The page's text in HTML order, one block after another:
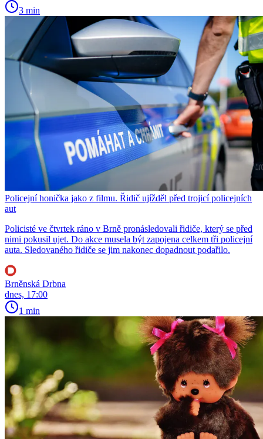
3 min
Policejní honička jako z filmu. Řidič ujížděl před trojicí policejních
aut
Policisté ve čtvrtek ráno v Brně pronásledovali řidiče, který se před
nimi pokusil ujet. Do akce musela být zapojena celkem tři policejní
auta. Sledovaného řidiče se jim nakonec dopadnout podařilo.
Brněnská Drbna
dnes, 17:00
1 min